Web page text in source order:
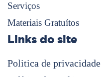
Serviços
Materiais Gratuítos
Links do site
Politica de privacidade